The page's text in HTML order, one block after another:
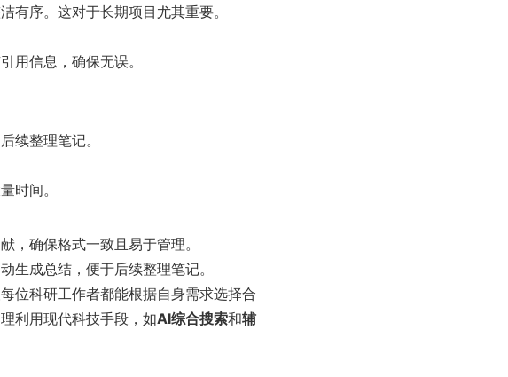
有序。这对于长期项目尤其重要。
用信息，确保无误。
续整理笔记。
时间。
，确保格式一致且易于管理。
生成总结，便于后续整理笔记。
位科研工作者都能根据自身需求选择合
利用现代科技手段，如AI综合搜索和辅